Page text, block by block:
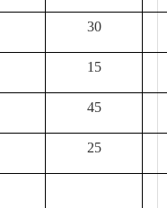
30
15
45
25